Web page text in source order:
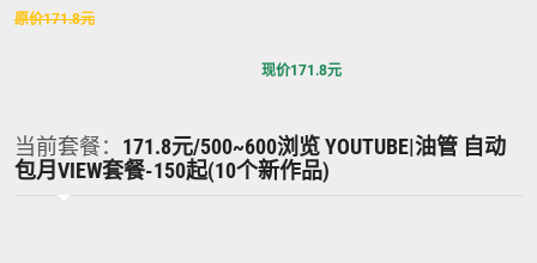
原价171.8元
现价171.8元
当前套餐： 171.8元/500~600浏览 YOUTUBE|油管 自动
包月VIEW套餐-150起(10个新作品)